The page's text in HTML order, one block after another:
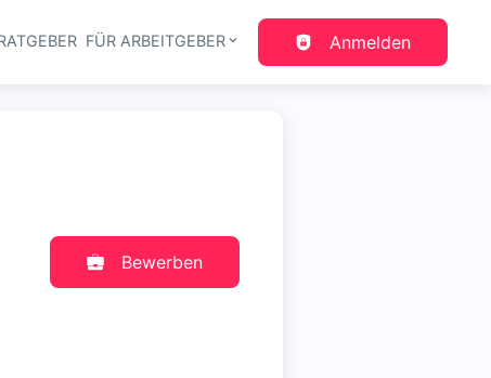
FÜR ARBEITGEBER Anmelden
Bewerben